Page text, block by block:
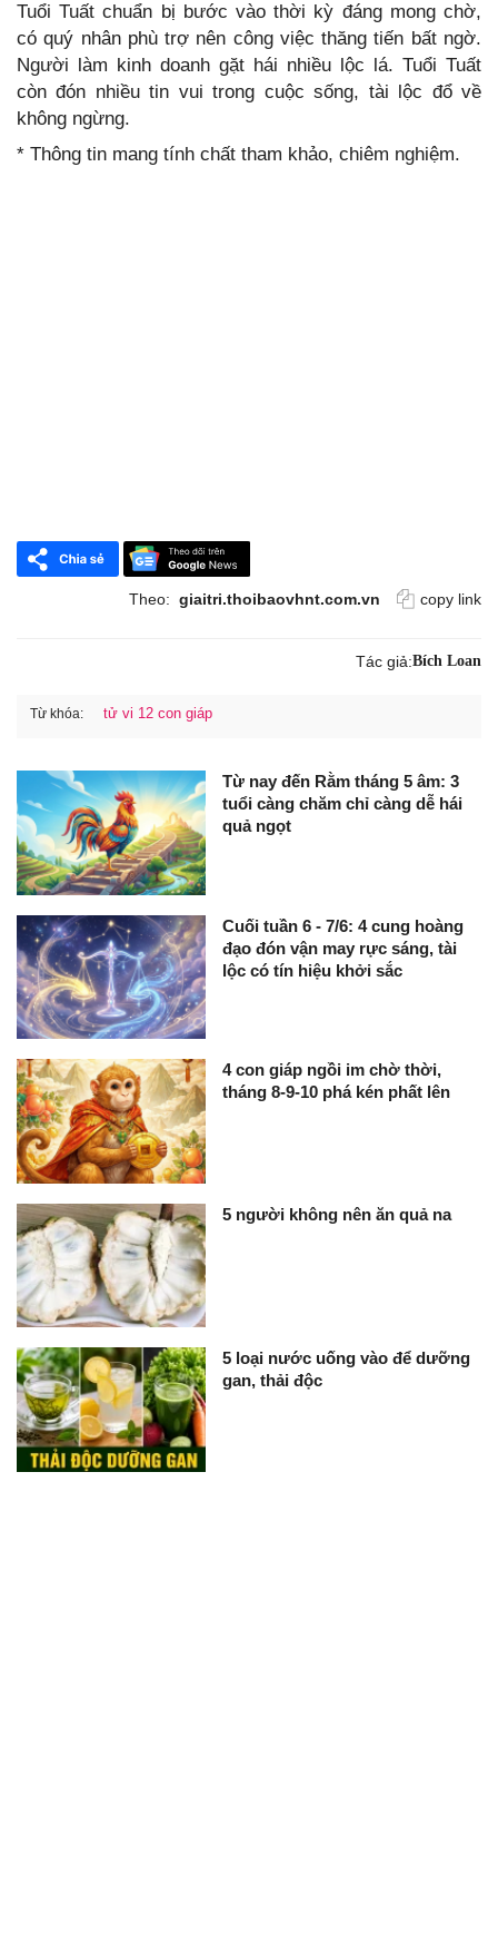
Tuổi Tuất chuẩn bị bước vào thời kỳ đáng mong chờ,
có quý nhân phù trợ nên công việc thăng tiến bất ngờ.
Người làm kinh doanh gặt hái nhiều lộc lá. Tuổi Tuất
còn đón nhiều tin vui trong cuộc sống, tài lộc đổ về
không ngừng.
* Thông tin mang tính chất tham khảo, chiêm nghiệm.
Theo: giaitri.thoibaovhnt.com.vn copy link
Tác giả:Bích Loan
Từ khóa: tử vi 12 con giáp
Từ nay đến Rằm tháng 5 âm: 3
tuổi càng chăm chỉ càng dễ hái
quả ngọt
Cuối tuần 6 - 7/6: 4 cung hoàng
đạo đón vận may rực sáng, tài
lộc có tín hiệu khởi sắc
4 con giáp ngồi im chờ thời,
tháng 8-9-10 phá kén phất lên
5 người không nên ăn quả na
5 loại nước uống vào để dưỡng
gan, thải độc